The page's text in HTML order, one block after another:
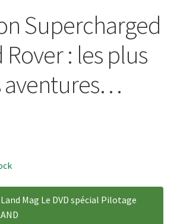
Supercharged
Rover : les plus
aventures…
Mag Le DVD spécial Pilotage